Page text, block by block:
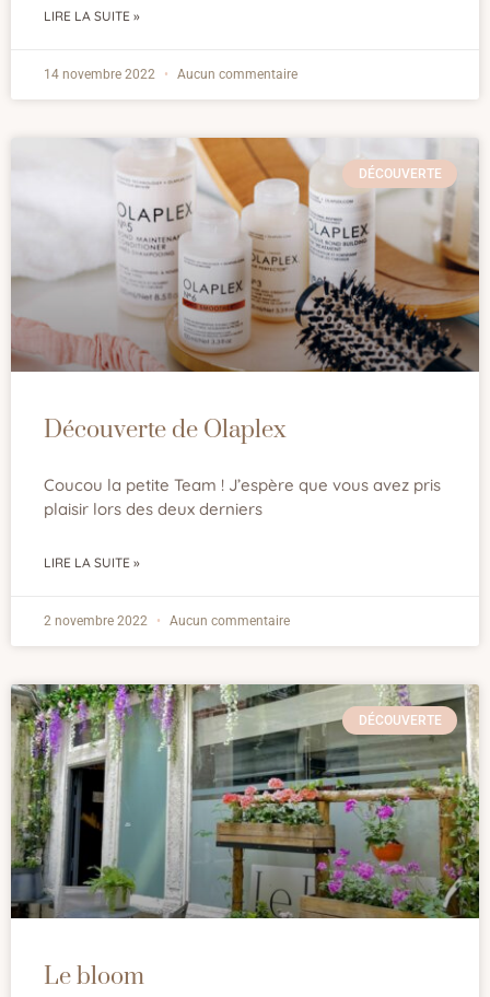
LIRE LA SUITE »
14 novembre 2022 Aucun commentaire
DÉCOUVERTE
Découverte de Olaplex
Coucou la petite Team ! J’espère que vous avez pris
plaisir lors des deux derniers
LIRE LA SUITE »
2 novembre 2022 Aucun commentaire
DÉCOUVERTE
Le bloom